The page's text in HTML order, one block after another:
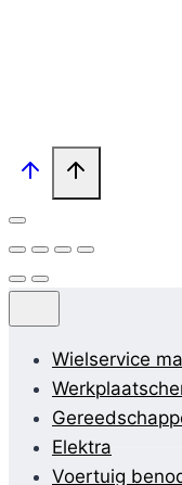
Wielservice
Elektra
Voertuig